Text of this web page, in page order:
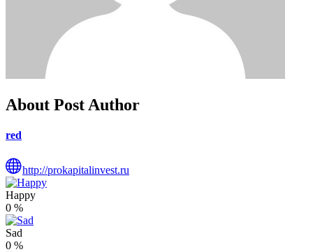
About Post Author
red
http://prokapitalinvest.ru
Happy
0 %
Sad
0 %